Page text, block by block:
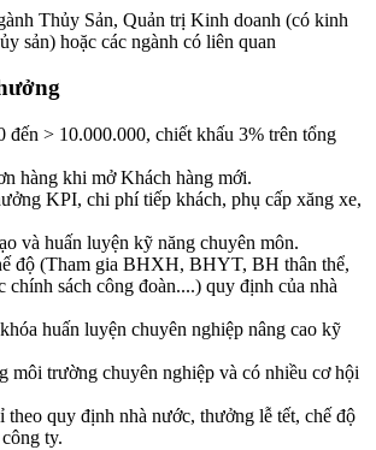
Thủy Sản, Quản trị Kinh doanh (có kinh
sản) hoặc các ngành có liên quan
> 10.000.000, chiết khấu 3% trên tổng
hàng khi mở Khách hàng mới.
KPI, chi phí tiếp khách, phụ cấp xăng xe,
và huấn luyện kỹ năng chuyên môn.
độ (Tham gia BHXH, BHYT, BH thân thể,
chính sách công đoàn....) quy định của nhà
huấn luyện chuyên nghiệp nâng cao kỹ
môi trường chuyên nghiệp và có nhiều cơ hội
quy định nhà nước, thưởng lễ tết, chế độ
ty.